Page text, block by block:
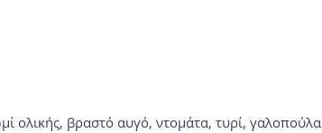
ολικής, βραστό αυγό, ντομάτα, τυρί, γαλοπούλα